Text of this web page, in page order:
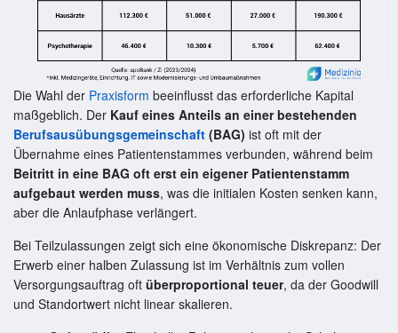
Die Wahl der Praxisform beeinflusst das erforderliche Kapital
maßgeblich. Der Kauf eines Anteils an einer bestehenden
Berufsausübungsgemeinschaft (BAG) ist oft mit der
Übernahme eines Patientenstammes verbunden, während beim
Beitritt in eine BAG oft erst ein eigener Patientenstamm
aufgebaut werden muss, was die initialen Kosten senken kann,
aber die Anlaufphase verlängert.
Bei Teilzulassungen zeigt sich eine ökonomische Diskrepanz: Der
Erwerb einer halben Zulassung ist im Verhältnis zum vollen
Versorgungsauftrag oft überproportional teuer, da der Goodwill
und Standortwert nicht linear skalieren.